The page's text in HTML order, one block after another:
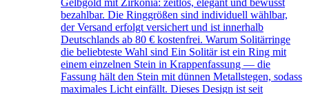
Gelbgold mit Zirkonia: zeitlos, elegant und bewusst
bezahlbar. Die Ringgrößen sind individuell wählbar,
der Versand erfolgt versichert und ist innerhalb
Deutschlands ab 80 € kostenfrei. Warum Solitärringe
die beliebteste Wahl sind Ein Solitär ist ein Ring mit
einem einzelnen Stein in Krappenfassung — die
Fassung hält den Stein mit dünnen Metallstegen, sodass
maximales Licht einfällt. Dieses Design ist seit